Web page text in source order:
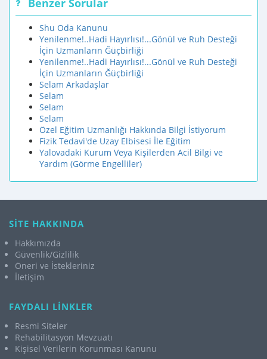
Benzer Sorular
Shu Oda Kanunu
Yenilenme!..Hadi Hayırlısı!...Gönül ve Ruh Desteği
İçin Uzmanların Ğüçbirliği
Yenilenme!..Hadi Hayırlısı!...Gönül ve Ruh Desteği
İçin Uzmanların Ğüçbirliği
Selam Arkadaşlar
Selam
Selam
Selam
Özel Eğitim Uzmanlığı Hakkında Bilgi İstiyorum
Fizik Tedavi'de Uzay Elbisesi İle Eğitim
Yalovadaki Kurum Veya Kişilerden Acil Bilgi ve
Yardım (Görme Engelliler)
SİTE HAKKINDA
Hakkımızda
Güvenlik/Gizlilik
Öneri ve İstekleriniz
İletişim
FAYDALI LİNKLER
Resmi Siteler
Rehabilitasyon Mevzuatı
Kişisel Verilerin Korunması Kanunu